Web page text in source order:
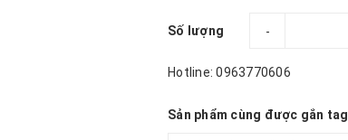
Số lượng -
Hotline: 0963770606
Sản phẩm cùng được gắn tag